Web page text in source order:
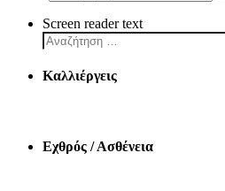
Screen reader text
Καλλιέργεις
Εχθρός / Ασθένεια